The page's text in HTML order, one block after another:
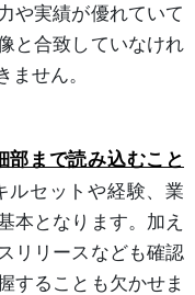
や実績が優れていて
と合致していなけれ
せん。
部まで読み込むこと
ルセットや経験、業
本となります。加え
リリースなども確認
することも欠かせま